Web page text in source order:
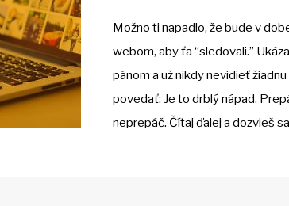
Možno ti napadlo, že bude v
webom, aby ťa “sledovali.”
pánom a už nikdy nevidieť
povedať: Je to drblý nápad.
neprepáč. Čítaj ďalej a dozvieš